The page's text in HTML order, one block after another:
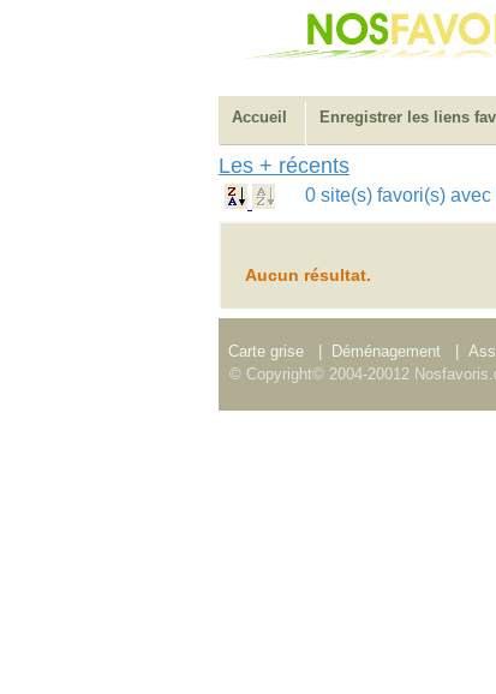
Accueil Enregistrer les liens
Les + récents
0 site(s) favori(s)
Aucun résultat.
Carte grise Déménagement
© Copyright© 2004-20012